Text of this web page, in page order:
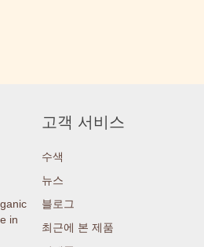
in
고객 서비스
수색
뉴스
블로그
최근에 본 제품